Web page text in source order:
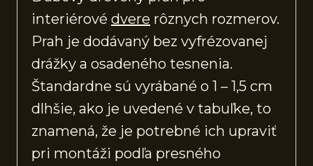
interiérové dvere rôznych rozmerov.
Prah je dodávaný bez vyfrézovanej
drážky a osadeného tesnenia.
Štandardne sú vyrábané o 1 – 1,5 cm
dlhšie, ako je uvedené v tabuľke, to
znamená, že je potrebné ich upraviť
pri montáži podľa presného